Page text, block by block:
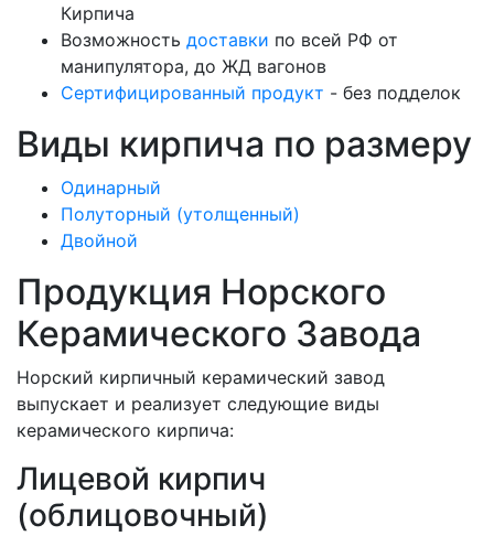
Кирпича
Возможность доставки по всей РФ от
манипулятора, до ЖД вагонов
Сертифицированный продукт - без подделок
Виды кирпича по размеру
Одинарный
Полуторный (утолщенный)
Двойной
Продукция Норского
Керамического Завода
Норский кирпичный керамический завод
выпускает и реализует следующие виды
керамического кирпича:
Лицевой кирпич
(облицовочный)